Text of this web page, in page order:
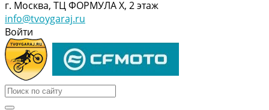
г. Москва, ТЦ ФОРМУЛА Х, 2 этаж
info@tvoygaraj.ru
Войти